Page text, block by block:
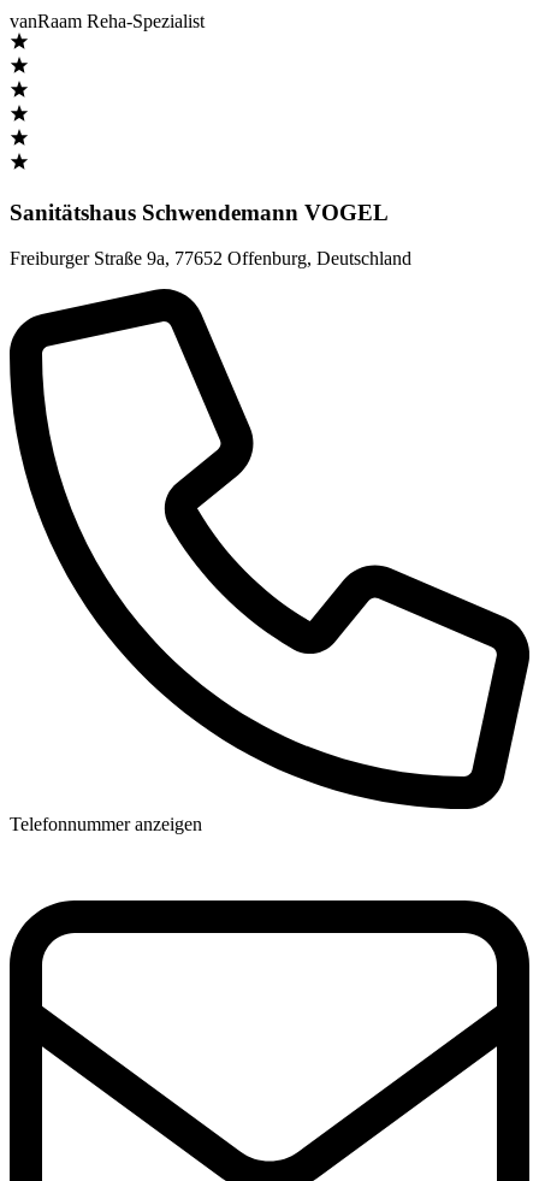
vanRaam Reha-Spezialist
Sanitätshaus Schwendemann VOGEL
Freiburger Straße 9a, 77652 Offenburg, Deutschland
Telefonnummer anzeigen